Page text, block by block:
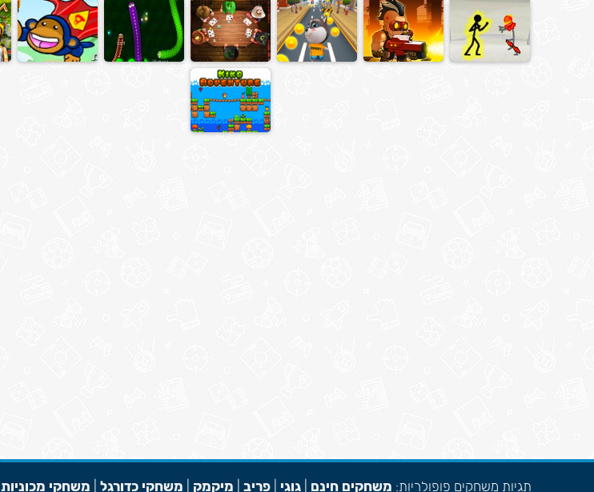
תגיות משחקים פופולריות: משחקים חינם גוגי פריב מיקמק משחקי כדורגל משחקי מכוניות